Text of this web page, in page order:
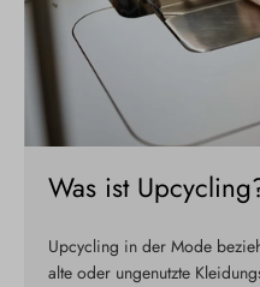
Was ist
Upcycling in der Mode
alte oder ungenutzte